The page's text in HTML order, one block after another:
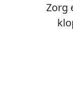
Zorg